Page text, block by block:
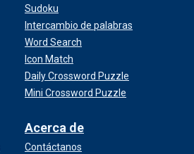
Sudoku
Intercambio de palabras
Word Search
Icon Match
Daily Crossword Puzzle
Mini Crossword Puzzle
Acerca de
Contáctanos